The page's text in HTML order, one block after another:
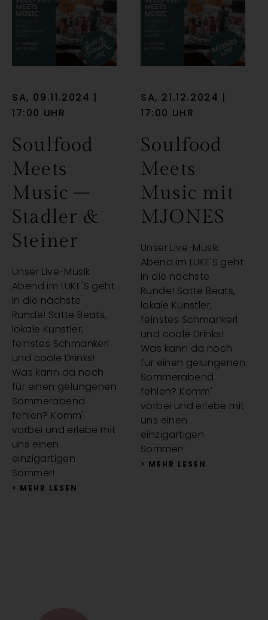
SA, 09.11.2024 |
17:00 UHR
Soulfood
Meets
Music –
Stadler &
Steiner
Unser Live-Musik
Abend im LUKE'S geht
in die nächste
Runde! Satte Beats,
lokale Künstler,
feinstes Schmankerl
und coole Drinks!
Was kann da noch
für einen gelungenen
Sommerabend
fehlen? Komm'
vorbei und erlebe mit
uns einen
einzigartigen
Sommer!
> MEHR LESEN
SA, 21.12.2024 |
17:00 UHR
Soulfood
Meets
Music mit
MJONES
Unser Live-Musik
Abend im LUKE'S geht
in die nächste
Runde! Satte Beats,
lokale Künstler,
feinstes Schmankerl
und coole Drinks!
Was kann da noch
für einen gelungenen
Sommerabend
fehlen? Komm'
vorbei und erlebe mit
uns einen
einzigartigen
Sommer!
> MEHR LESEN